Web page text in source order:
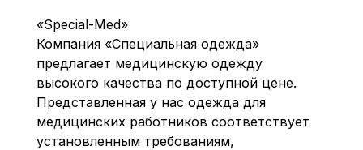
«Special-Med»
Компания «Специальная одежда»
предлагает медицинскую одежду
высокого качества по доступной цене.
Представленная у нас одежда для
медицинских работников соответствует
установленным требованиям,